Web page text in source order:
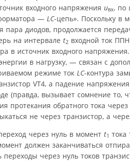
входного напряжения uвх, по
— LC-цепь». Поскольку в
пара диодов, продолжается
на интервале t2 входной ток ППН
в источник входного
в нагрузку, — связан с
режиме ток LC-контура
VT4, а падение
(правда, вызывает сомнение то,
обратного тока
не через транзистор, а
через нуль в момент t1 тока
должен заканчиваться
через нуль токов